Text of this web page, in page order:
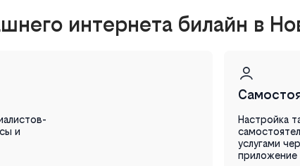
интернета билайн в
и
Настройка
услугами
приложение